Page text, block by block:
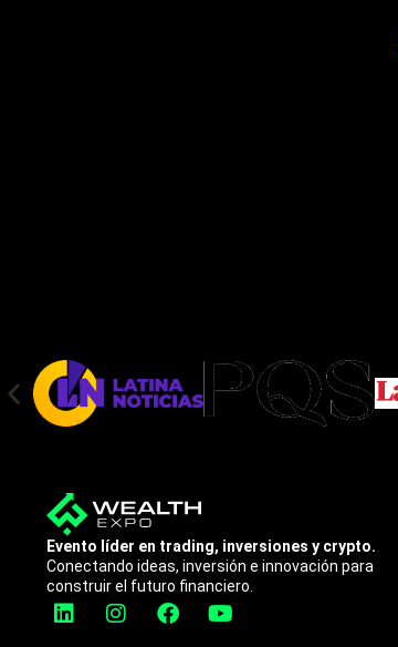
Evento líder en trading, inversiones y crypto.
Conectando ideas, inversión e innovación para
construir el futuro financiero.
L
i
I
n
F
a
Y
o